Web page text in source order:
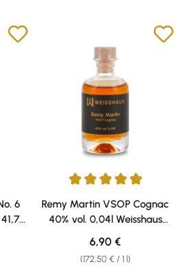
6
Average rating of 5 out of 5
Remy Martin VSOP Cognac
40% vol. 0,04l Weisshaus
Samples
(172,50 € / 1 l)
Regular price:
6,90 €